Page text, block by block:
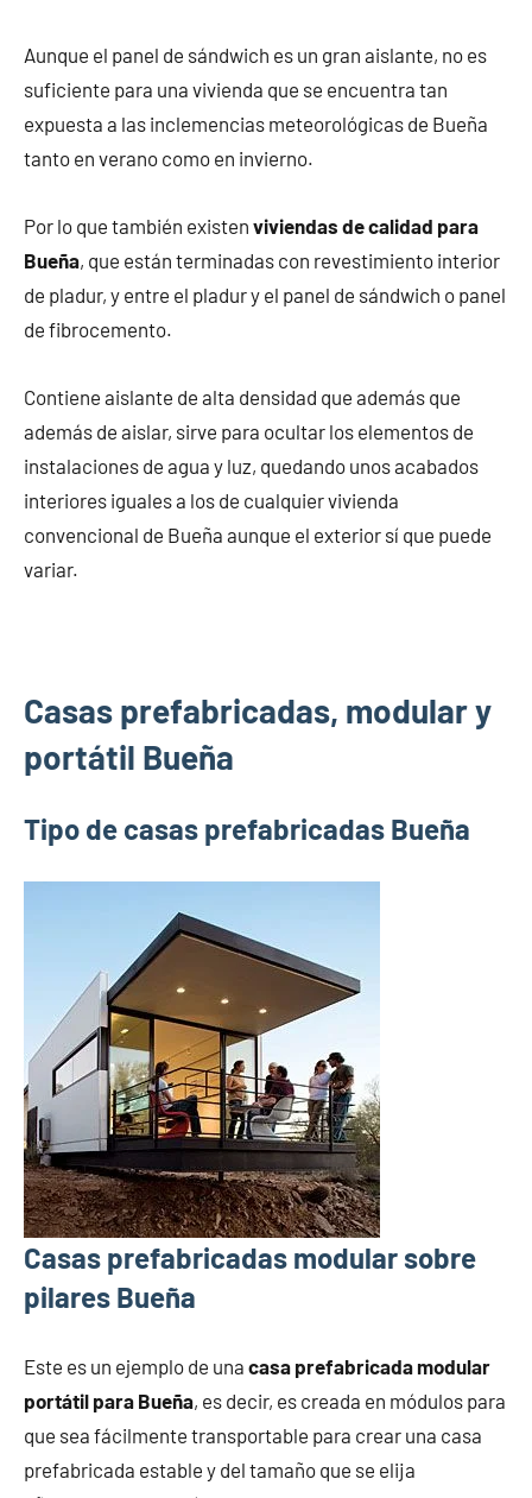
Aunque el panel de sándwich es un gran aislante, no es
suficiente para una vivienda que se encuentra tan
expuesta a las inclemencias meteorológicas de Bueña
tanto en verano como en invierno.
Por lo que también existen viviendas de calidad para
Bueña, que están terminadas con revestimiento interior
de pladur, y entre el pladur y el panel de sándwich o panel
de fibrocemento.
Contiene aislante de alta densidad que además que
además de aislar, sirve para ocultar los elementos de
instalaciones de agua y luz, quedando unos acabados
interiores iguales a los de cualquier vivienda
convencional de Bueña aunque el exterior sí que puede
variar.
Casas prefabricadas, modular y
portátil Bueña
Tipo de casas prefabricadas Bueña
Casas prefabricadas modular sobre
pilares Bueña
Este es un ejemplo de una casa prefabricada modular
portátil para Bueña, es decir, es creada en módulos para
que sea fácilmente transportable para crear una casa
prefabricada estable y del tamaño que se elija